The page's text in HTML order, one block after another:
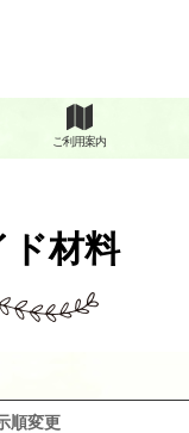
ご利用案内
材料
順変更